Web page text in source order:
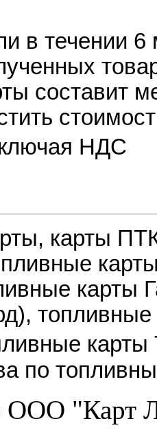
в течении
составит
НДС
карты
карты
карты
по
ООО "Карт